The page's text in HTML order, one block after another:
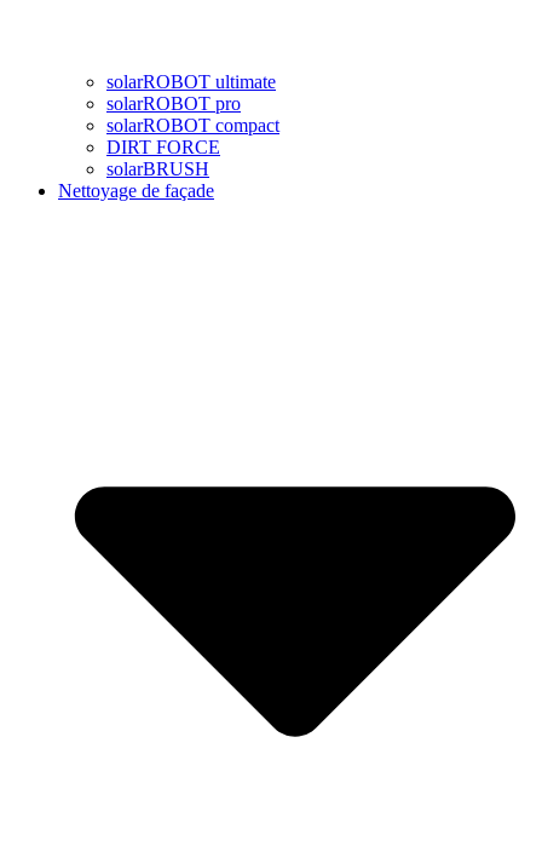
solarROBOT ultimate
solarROBOT pro
solarROBOT compact
DIRT FORCE
solarBRUSH
Nettoyage de façade